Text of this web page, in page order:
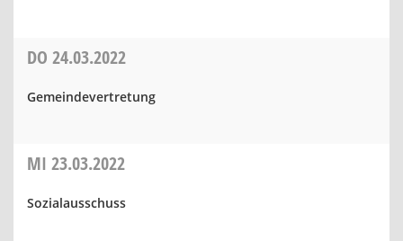
DO 24.03.2022
Gemeindevertretung
MI 23.03.2022
Sozialausschuss